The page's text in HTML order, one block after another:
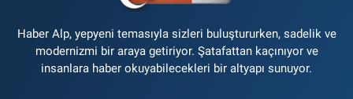
Haber Alp, yepyeni temasıyla sizleri buluştururken, sadelik ve
modernizmi bir araya getiriyor. Şatafattan kaçınıyor ve
insanlara haber okuyabilecekleri bir altyapı sunuyor.